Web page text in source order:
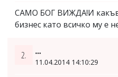
САМО БОГ ВИЖДА!И какъв
бизнес като всичко му е
2. ...
11.04.2014 14:10:29